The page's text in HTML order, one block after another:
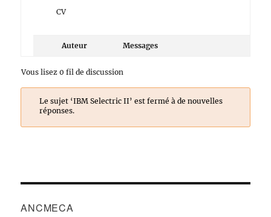
CV
Auteur Messages
Vous lisez 0 fil de discussion
Le sujet ‘IBM Selectric II’ est fermé à de nouvelles
réponses.
ANCMECA